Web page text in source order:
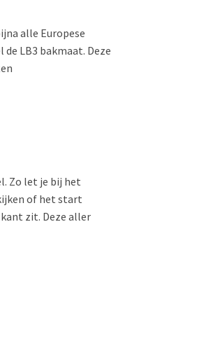
alle Europese
LB3 bakmaat. Deze
Zo let je bij het
of het start
zit. Deze aller